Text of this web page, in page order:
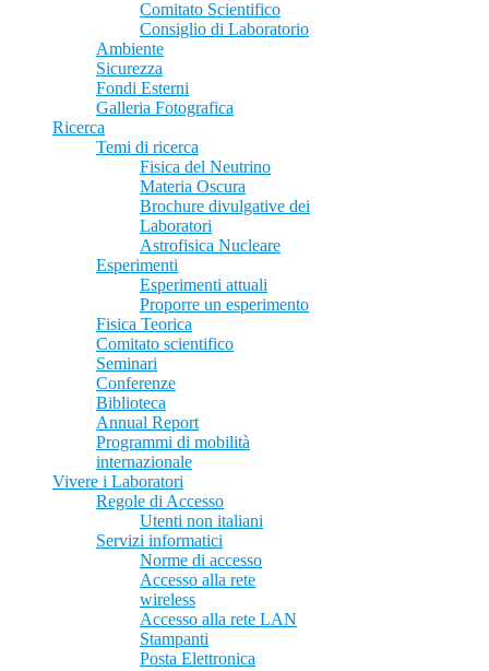
Comitato Scientifico
Consiglio di Laboratorio
Ambiente
Sicurezza
Fondi Esterni
Galleria Fotografica
Ricerca
Temi di ricerca
Fisica del Neutrino
Materia Oscura
Brochure divulgative dei
Laboratori
Astrofisica Nucleare
Esperimenti
Esperimenti attuali
Proporre un esperimento
Fisica Teorica
Comitato scientifico
Seminari
Conferenze
Biblioteca
Annual Report
Programmi di mobilità
internazionale
Vivere i Laboratori
Regole di Accesso
Utenti non italiani
Servizi informatici
Norme di accesso
Accesso alla rete
wireless
Accesso alla rete LAN
Stampanti
Posta Elettronica